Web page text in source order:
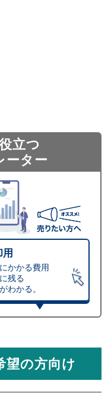
立つ
ーター
かかる費用
残る
わかる。
ーション
万円
ュレーター
望の方向け